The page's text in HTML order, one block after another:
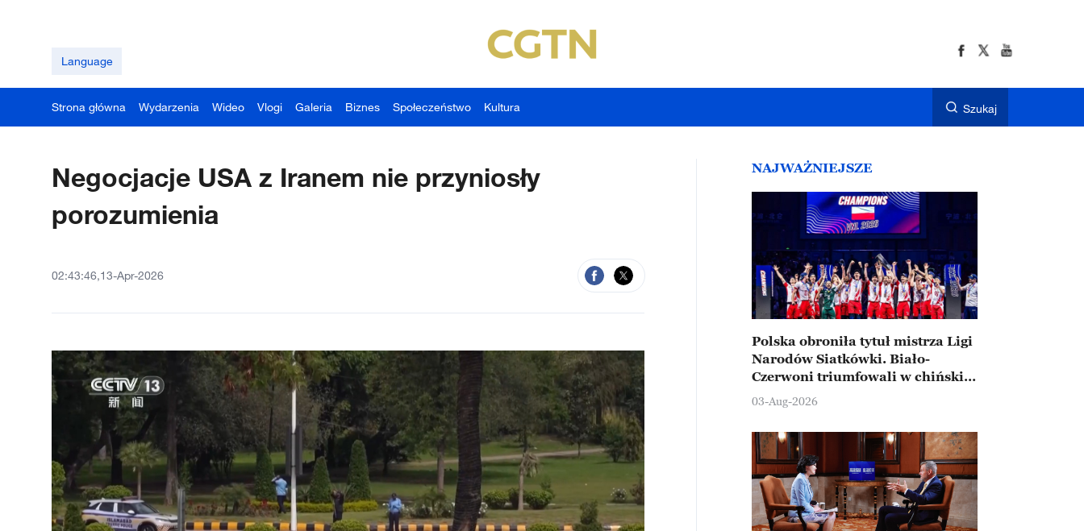
Language
Strona główna Wydarzenia Wideo Vlogi Galeria Biznes Społeczeństwo Kultura Szukaj
Negocjacje USA z Iranem nie przyniosły
porozumienia
02:43:46,13-Apr-2026
NAJWAŻNIEJSZE
Polska obroniła tytuł mistrza Ligi
Narodów Siatkówki. Biało-
Czerwoni triumfowali w chińskim
Ningbo
03-Aug-2026